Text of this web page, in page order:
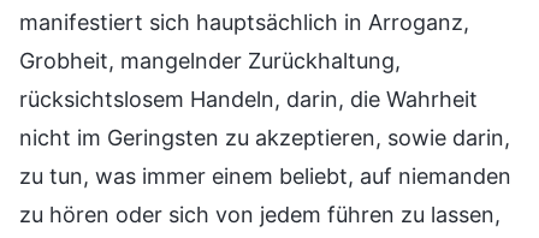
manifestiert sich hauptsächlich in Arroganz,
Grobheit, mangelnder Zurückhaltung,
rücksichtslosem Handeln, darin, die Wahrheit
nicht im Geringsten zu akzeptieren, sowie darin,
zu tun, was immer einem beliebt, auf niemanden
zu hören oder sich von jedem führen zu lassen,